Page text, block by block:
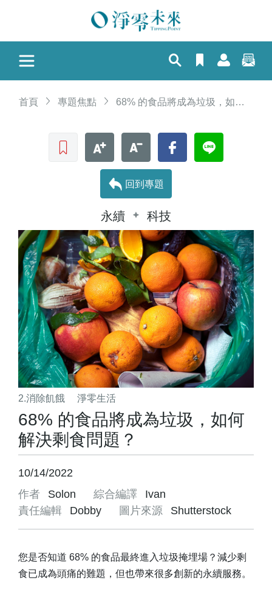
首頁 專題焦點 68% 的食品將成為垃圾，如何解決剩食問題？
收藏文章 文字加大 文字縮小 Facebook
回到專題
永續 科技
2.消除飢餓 淨零生活
68% 的食品將成為垃圾，如何
解決剩食問題？
10/14/2022
作者
Solon 綜合編譯
Ivan
責任編輯
Dobby 圖片來源 Shutterstock
您是否知道 68% 的食品最終進入垃圾掩埋場？減少剩
食已成為頭痛的難題，但也帶來很多創新的永續服務。